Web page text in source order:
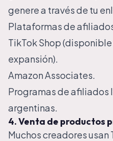
genere a través de tu
Plataformas de
TikTok Shop
expansión).
Amazon Associates.
Programas de afiliados
argentinas.
4. Venta de productos
Muchos creadores